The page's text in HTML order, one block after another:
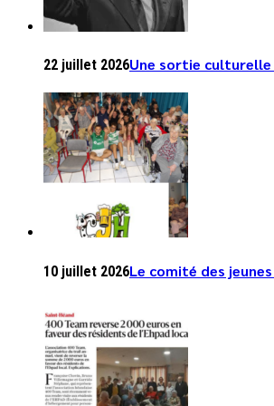
22 juillet 2026Une sortie culturelle
10 juillet 2026Le comité des